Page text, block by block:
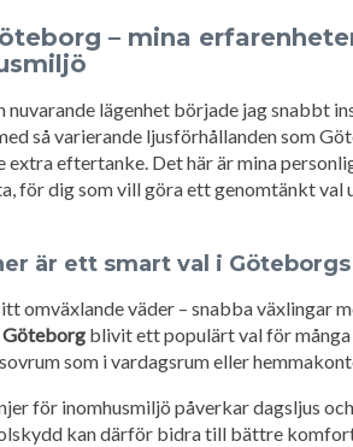
– mina
lägenhet började jag snabbt
så varierande ljusförhållanden som
extra eftertanke. Det här är mina
för dig som vill göra ett genomtänkt val
är ett smart val i
omväxlande väder – snabba växlingar
blivit ett populärt val för
som i vardagsrum eller
för inomhusmiljö påverkar dagsljus
kan därför bidra till bättre